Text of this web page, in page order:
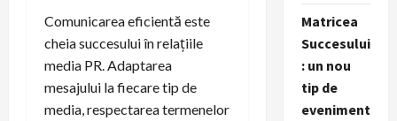
Comunicarea eficientă este
cheia succesului în relațiile
media PR. Adaptarea
mesajului la fiecare tip de
media, respectarea termenelor
Matricea
Succesului
: un nou
tip de
eveniment